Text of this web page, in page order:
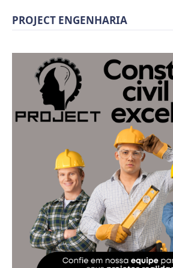
PROJECT ENGENHARIA